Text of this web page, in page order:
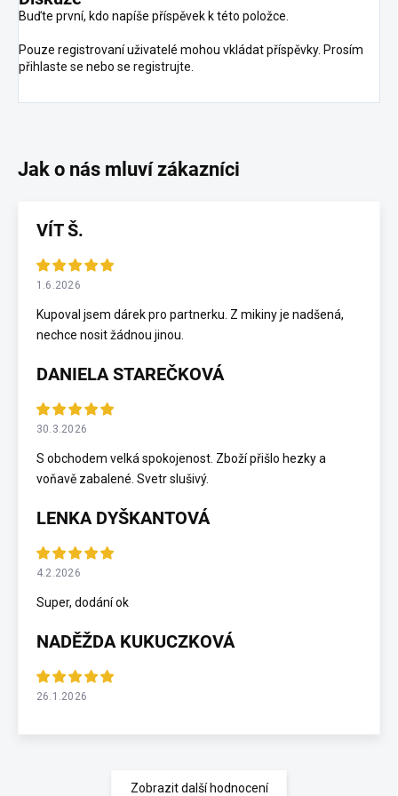
Buďte první, kdo napíše příspěvek k této položce.
Pouze registrovaní uživatelé mohou vkládat příspěvky. Prosím
přihlaste se nebo se registrujte.
VÍT Š.
1.6.2026
Kupoval jsem dárek pro partnerku. Z mikiny je nadšená,
nechce nosit žádnou jinou.
DANIELA STAREČKOVÁ
30.3.2026
S obchodem velká spokojenost. Zboží přišlo hezky a
voňavě zabalené. Svetr slušivý.
LENKA DYŠKANTOVÁ
4.2.2026
Super, dodání ok
NADĚŽDA KUKUCZKOVÁ
26.1.2026
Zobrazit další hodnocení